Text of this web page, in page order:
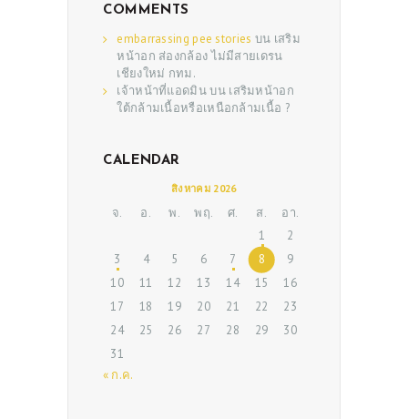
BEAUTY TIPS
PATIENT REVIEWS
COMMENTS
embarrassing pee stories บน เสริม
หน้าอก ส่องกล้อง ไม่มีสายเดรน
เชียงใหม่ กทม.
เจ้าหน้าที่แอดมินบน เสริมหน้าอก
ใต้กล้ามเนื้อหรือเหนือกล้ามเนื้อ ?
CALENDAR
สิงหาคม 2026
จ. อ. พ. พฤ. ศ. ส. อา.
1
2
3
4 5 6 7 8
9
10
11 12 13 14 15
16
17
18 19 20 21 22
23
24
25 26 27 28 29
30
31
« ก.ค.